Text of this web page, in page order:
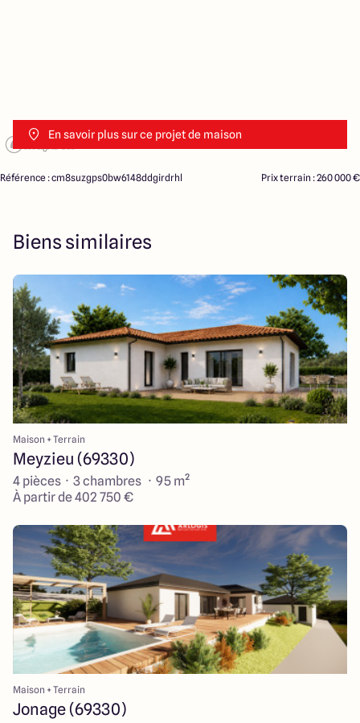
En savoir plus sur ce projet de maison
Référence : cm8suzgps0bw6148ddgirdrhl Prix terrain : 260 000 €
Biens similaires
Maison + Terrain
Meyzieu (69330)
4 pièces · 3 chambres · 95 m²
À partir de 402 750 €
Maison + Terrain
Jonage (69330)